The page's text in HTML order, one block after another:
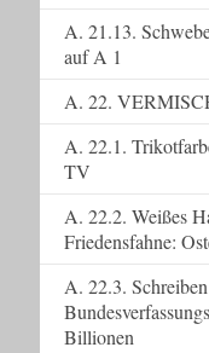
A. 21.13.
auf A 1
A. 22.
A. 22.1.
TV
A. 22.2. Weißes
Friedensfahne:
A. 22.3.
Billionen